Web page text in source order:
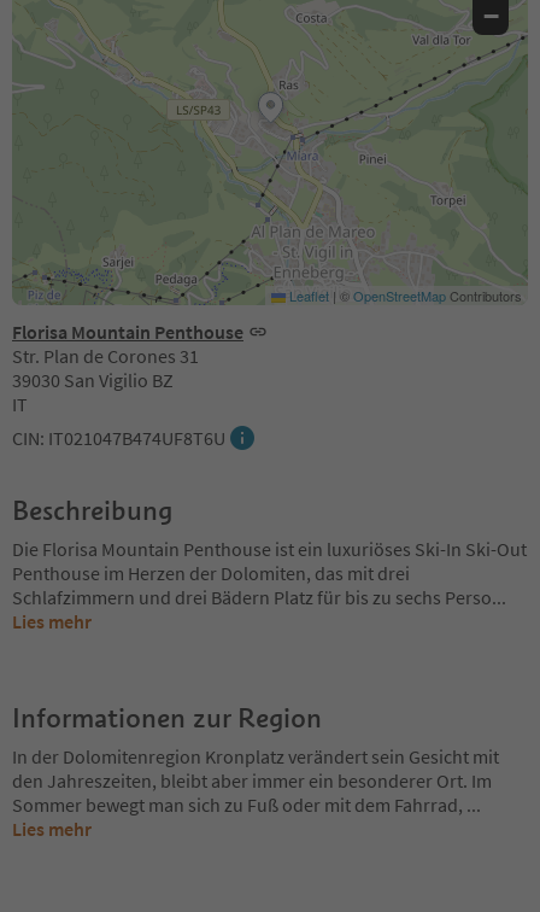
Florisa Mountain Penthouse
Str. Plan de Corones 31
39030 San Vigilio BZ
IT
CIN: IT021047B474UF8T6U
−
Leaflet | ©OpenStreetMapContributors
Beschreibung
Die Florisa Mountain Penthouse ist ein luxuriöses Ski-In Ski-Out
Penthouse im Herzen der Dolomiten, das mit drei
Schlafzimmern und drei Bädern Platz für bis zu sechs Perso...
Lies mehr
Informationen zur Region
In der Dolomitenregion Kronplatz verändert sein Gesicht mit
den Jahreszeiten, bleibt aber immer ein besonderer Ort. Im
Sommer bewegt man sich zu Fuß oder mit dem Fahrrad, ...
Lies mehr